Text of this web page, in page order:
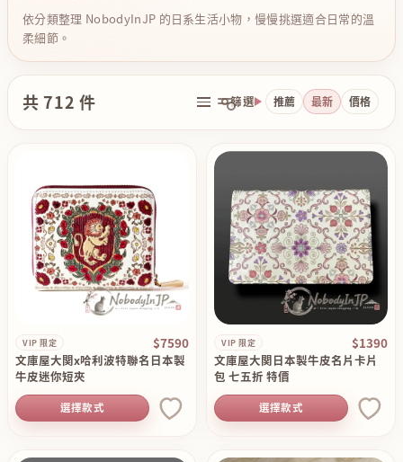
依分類整理 NobodyInJP 的日系生活小物，慢慢挑選適合日常的溫
柔細節。
共 712 件 篩選 推薦 最新 價格
VIP 限定 $7590
文庫屋大関x哈利波特聯名日本製
牛皮迷你短夾
選擇款式
VIP 限定 $1390
文庫屋大関日本製牛皮名片卡片
包 七五折 特價
選擇款式